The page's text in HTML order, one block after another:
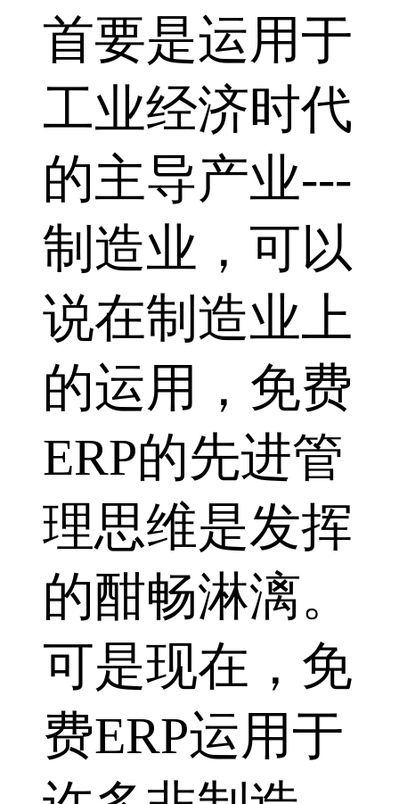
首要是运用于
工业经济时代
的主导产业---
制造业，可以
说在制造业上
的运用，免费
ERP的先进管
理思维是发挥
的酣畅淋漓。
可是现在，免
费ERP运用于